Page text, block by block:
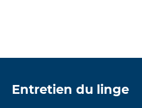
Entretien du linge